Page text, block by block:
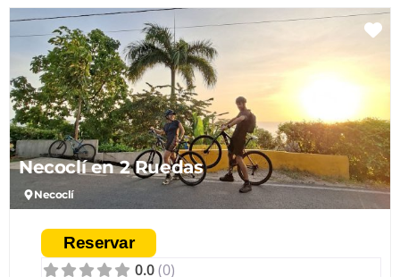
Necoclí en 2 Ruedas
Necoclí
Reservar
0.0(0)